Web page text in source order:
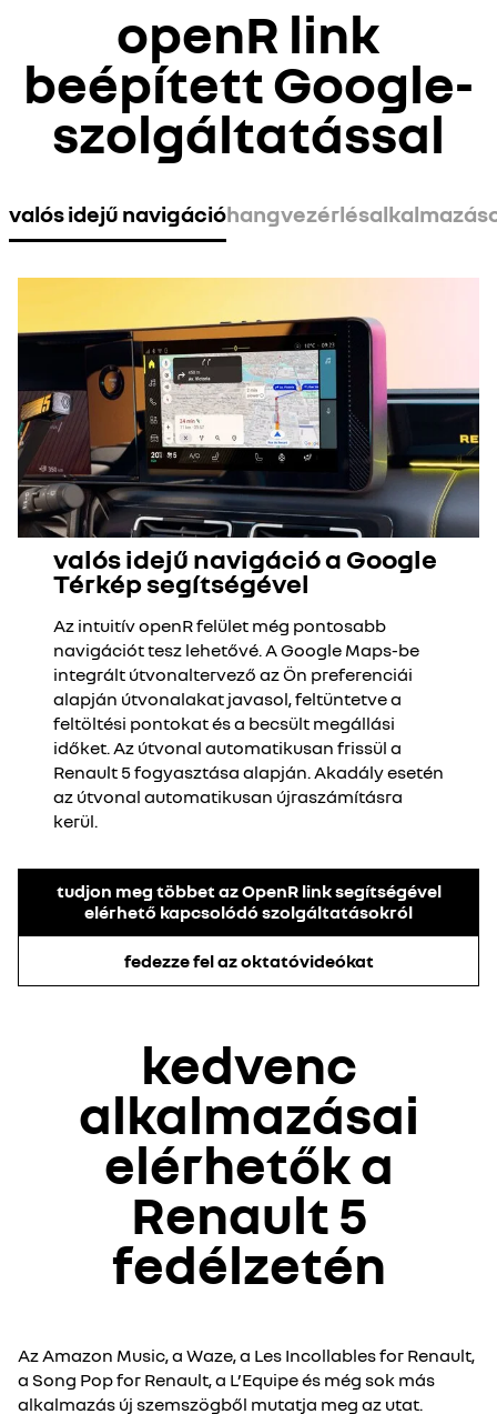
openR link
beépített Google-
szolgáltatással
valós idejű navigációhangvezérlés
valós idejű navigáció a Google
Térkép segítségével
Az intuitív openR felület még pontosabb
navigációt tesz lehetővé. A Google Maps-be
integrált útvonaltervező az Ön preferenciái
alapján útvonalakat javasol, feltüntetve a
feltöltési pontokat és a becsült megállási
időket. Az útvonal automatikusan frissül a
Renault 5 fogyasztása alapján. Akadály esetén
az útvonal automatikusan újraszámításra
kerül.
tudjon meg többet az OpenR link segítségével
elérhető kapcsolódó szolgáltatásokról
fedezze fel az oktatóvideókat
kedvenc
alkalmazásai
elérhetők a
Renault 5
fedélzetén
Az Amazon Music, a Waze, a Les Incollables for Renault,
a Song Pop for Renault, a L’Equipe és még sok más
alkalmazás új szemszögből mutatja meg az utat.